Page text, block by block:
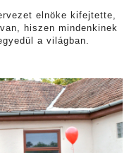
elnöke kifejtette,
hiszen mindenkinek
a világban.